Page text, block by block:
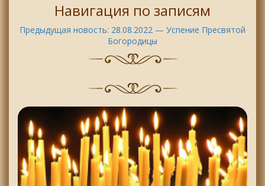
Навигация по записям
Предыдущая новость: 28.08.2022 — Успение Пресвятой
Богородицы